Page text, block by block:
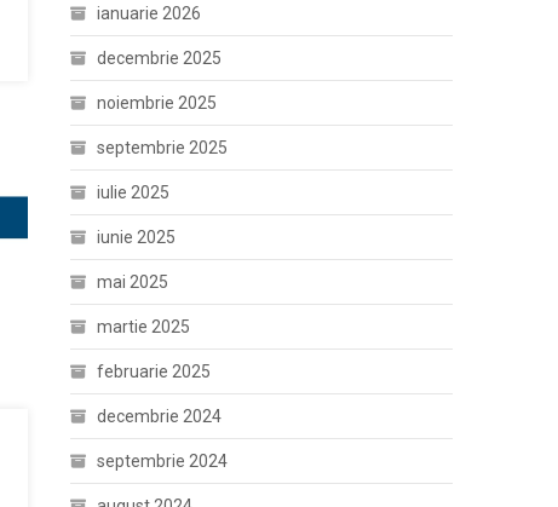
ianuarie 2026
decembrie 2025
noiembrie 2025
septembrie 2025
iulie 2025
iunie 2025
mai 2025
martie 2025
februarie 2025
decembrie 2024
septembrie 2024